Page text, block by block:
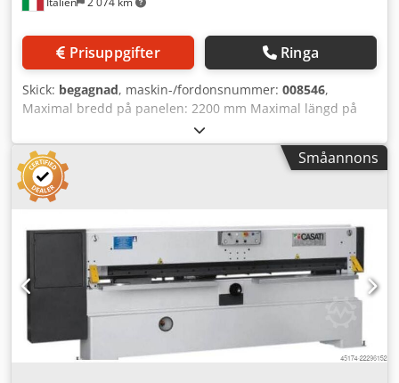
diameter 140 mm 5. Scotch-brite-enhet Motor: 0,55 kW
mm 6. Borstenhet Motor: 0,55 kW Utsugningsanslutning
diameter 140 mm 7. Roterande blåsrenare för
Prisuppgifter Ringa
Skick: begagnad, maskin-/fordonsnummer: 008546,
Maximal bredd på panelen: 2200 mm Maximal längd på
panelen: 3800 mm Crsdpfezq Uraox Ahiof Maximal
diameter på huvudsågbladet: 123 mm Antal spänntänger:
7
Småannons